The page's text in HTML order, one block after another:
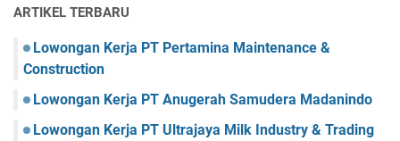
ARTIKEL TERBARU
Lowongan Kerja PT Pertamina Maintenance &
Construction
Lowongan Kerja PT Anugerah Samudera Madanindo
Lowongan Kerja PT Ultrajaya Milk Industry & Trading